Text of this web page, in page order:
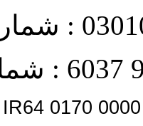
شماره حساب :
شماره کارت : 6037
IR64 0170